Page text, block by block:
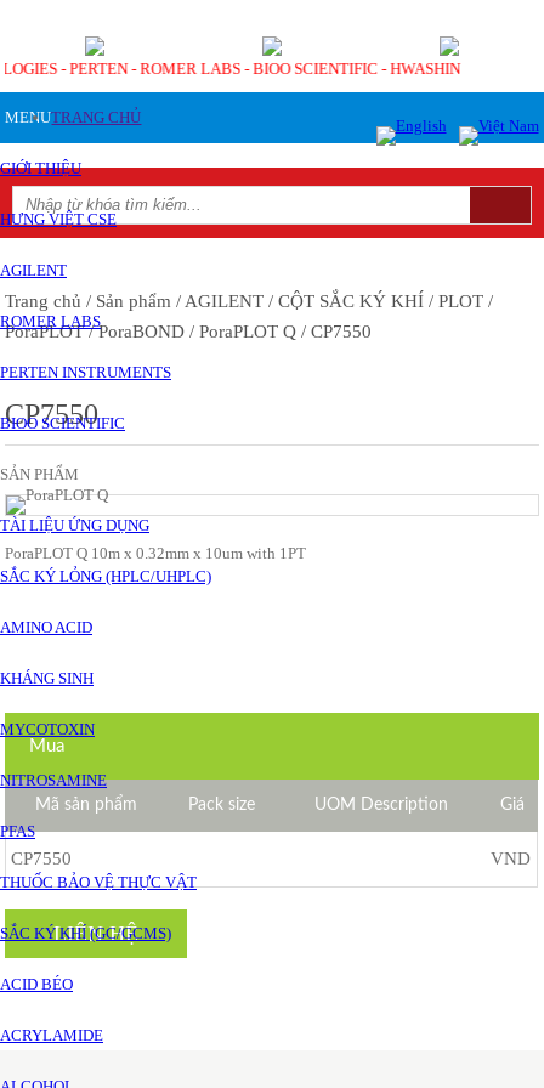
- PERTEN - ROMER LABS - BIOO SCIENTIFIC - HWASHIN
MENUTRANG CHỦ
GIỚI THIỆU
HƯNG VIỆT CSE
AGILENT
ROMER LABS
PERTEN INSTRUMENTS
BIOO SCIENTIFIC
SẢN PHẨM
TÀI LIỆU ỨNG DỤNG
SẮC KÝ LỎNG (HPLC/UHPLC)
AMINO ACID
KHÁNG SINH
MYCOTOXIN
NITROSAMINE
PFAS
THUỐC BẢO VỆ THỰC VẬT
SẮC KÝ KHÍ (GC/GCMS)
ACID BÉO
ACRYLAMIDE
Trang chủ / Sản phẩm / AGILENT / CỘT SẮC KÝ KHÍ / PLOT /
PoraPLOT / PoraBOND / PoraPLOT Q / CP7550
CP7550
PoraPLOT Q 10m x 0.32mm x 10um with 1PT
Mua
Mã sản phẩm Pack size UOM Description Giá
CP7550 VND
LIÊN HỆ